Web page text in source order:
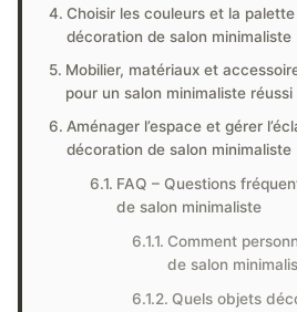
Choisir les couleurs et la
décoration de salon minimaliste
Mobilier, matériaux et
pour un salon minimaliste réussi
Aménager l’espace et gérer
décoration de salon minimaliste
FAQ – Questions
de salon minimaliste
Comment
de salon
Quels objets